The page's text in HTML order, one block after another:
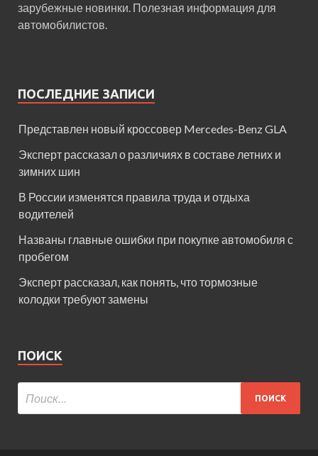
зарубежные новинки. Полезная информация для
автомобилистов.
ПОСЛЕДНИЕ ЗАПИСИ
Представлен новый кроссовер Mercedes-Benz GLA
Эксперт рассказал о различиях в составе летних и
зимних шин
В России изменятся правила труда и отдыха
водителей
Названы главные ошибки при покупке автомобиля с
пробегом
Эксперт рассказал, как понять, что тормозные
колодки требуют замены
ПОИСК